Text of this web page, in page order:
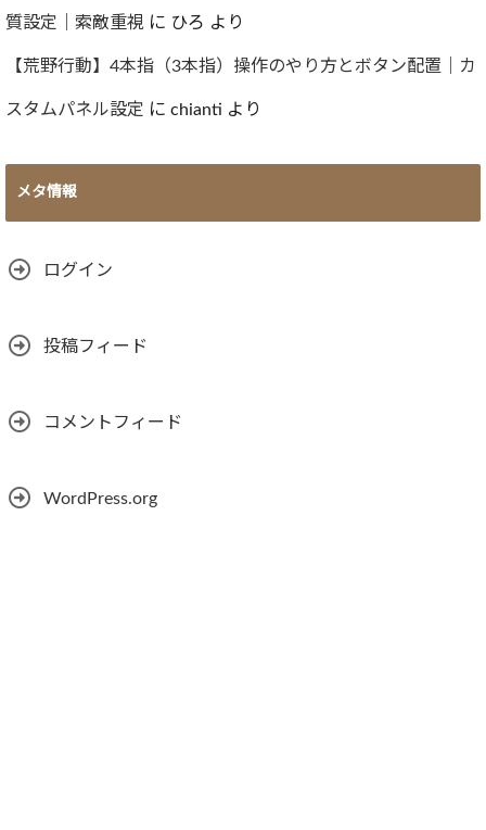
質設定｜索敵重視 に ひろ より
【荒野行動】4本指（3本指）操作のやり方とボタン配置｜カ
スタムパネル設定 に chianti より
メタ情報
ログイン
投稿フィード
コメントフィード
WordPress.org